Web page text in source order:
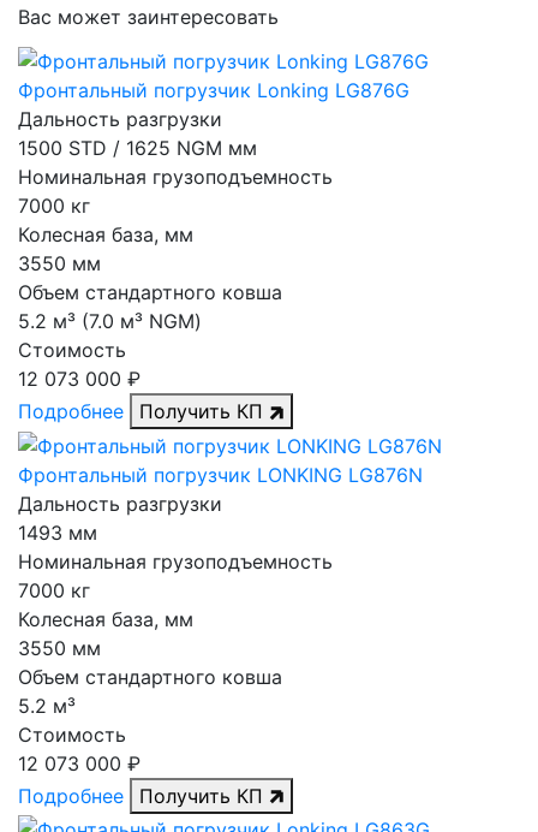
Вас может заинтересовать
Фронтальный погрузчик Lonking LG876G
Дальность разгрузки
1500 STD / 1625 NGM мм
Номинальная грузоподъемность
7000 кг
Колесная база, мм
3550 мм
Объем стандартного ковша
5.2 м³ (7.0 м³ NGM)
Стоимость
12 073 000 ₽
Подробнее
Получить КП
Фронтальный погрузчик LONKING LG876N
Дальность разгрузки
1493 мм
Номинальная грузоподъемность
7000 кг
Колесная база, мм
3550 мм
Объем стандартного ковша
5.2 м³
Стоимость
12 073 000 ₽
Подробнее
Получить КП